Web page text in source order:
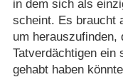
in dem sich als
scheint. Es braucht
um herauszufinden,
Tatverdächtigen ein
gehabt haben